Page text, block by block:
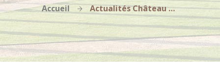
Accueil Actualités Château de la Gaude